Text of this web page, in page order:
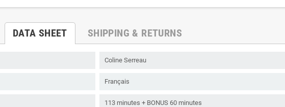
DATA SHEET SHIPPING & RETURNS
Coline Serreau
Français
113 minutes + BONUS 60 minutes